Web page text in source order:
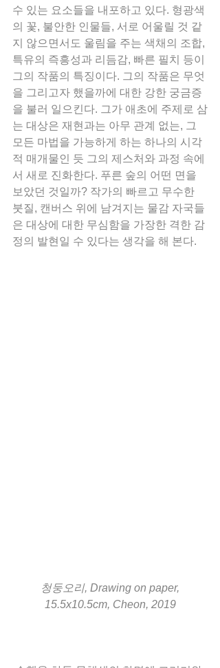
수 있는 요소들을 내포하고 있다. 형광색
의 꽃, 불안한 인물들, 서로 어울릴 것 같
지 않으면서도 울림을 주는 색채의 조합,
특유의 즉흥성과 리듬감, 빠른 필치 등이
그의 작품의 특징이다. 그의 작품은 무엇
을 그리고자 했을까에 대한 강한 궁금증
을 불러 일으킨다. 그가 애초에 주제로 삼
는 대상은 재현과는 아무 관계 없는, 그
모든 마법을 가능하게 하는 하나의 시각
적 매개물인 듯 그의 제스처와 과정 속에
서 새로 진화한다. 푸른 숲의 어떤 면을
보았던 것일까? 작가의 빠르고 무수한
붓질, 캔버스 위에 남겨지는 물감 자국들
은 대상에 대한 무심함을 가장한 격한 감
정의 발현일 수 있다는 생각을 해 본다.
청둥오리, Drawing on paper,
15.5x10.5cm, Cheon, 2019